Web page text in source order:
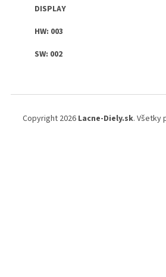
DISPLAY
HW: 003
SW: 002
Copyright 2026 Lacne-Diely.sk. Všetky